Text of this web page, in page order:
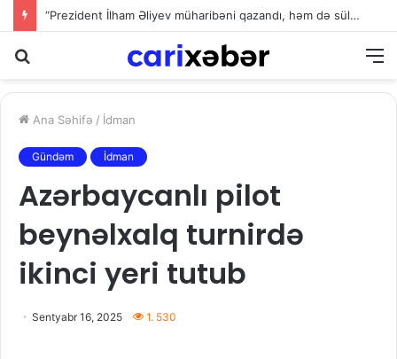
“Prezident İlham Əliyev müharibəni qazandı, həm də sülhü qazandı!”
Ana Səhifə / İdman
Gündəm İdman
Azərbaycanlı pilot
beynəlxalq turnirdə
ikinci yeri tutub
Sentyabr 16, 2025 1. 530